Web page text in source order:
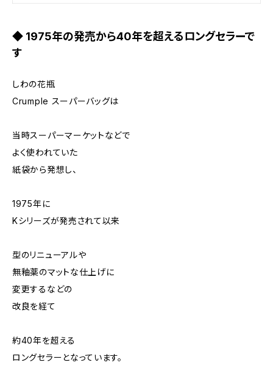
◆ 1975年の発売から40年を超えるロングセラーで
す
しわの花瓶
Crumple スーパーバッグは
当時スーパーマーケットなどで
よく使われていた
紙袋から発想し、
1975年に
Kシリーズが発売されて以来
型のリニューアルや
無釉薬のマットな仕上げに
変更するなどの
改良を経て
約40年を超える
ロングセラーとなっています。